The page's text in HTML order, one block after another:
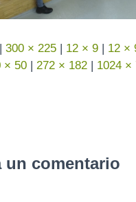
| 300 × 225 | 12 × 9 | 12 ×
× 50 | 272 × 182 | 1024 ×
un comentario